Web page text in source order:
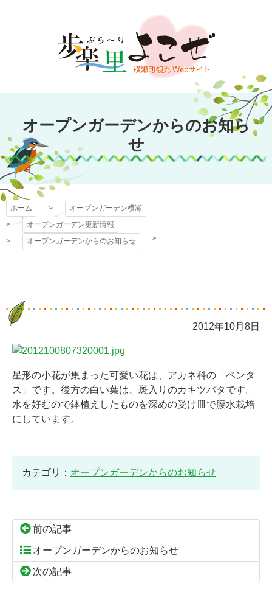
文
キ
プ
オープンガーデン
横瀬
オープンガーデンからのお知ら
せ
ホーム
オープンガーデン横瀬
オープンガーデン更新情報
オープンガーデンからのお知らせ
2012年10月8日
星形の小花が集まった可愛い花は、アカネ科の「ペンタ
ス」です。後方の白い葉は、斑入りのカキツバタです。
水を好むので鉢植えしたものを深めの受け皿で腰水栽培
にしています。
カテゴリ： オープンガーデンからのお知らせ
前の記事
オープンガーデンからのお知らせ
次の記事